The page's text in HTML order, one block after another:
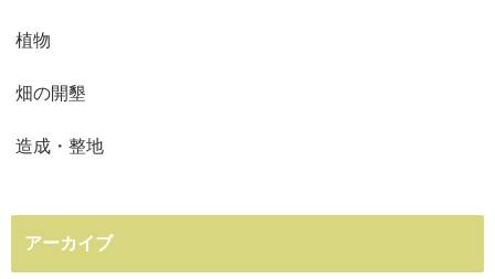
植物
畑の開墾
造成・整地
アーカイブ